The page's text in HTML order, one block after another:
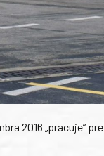
2016 „pracuje“ pre